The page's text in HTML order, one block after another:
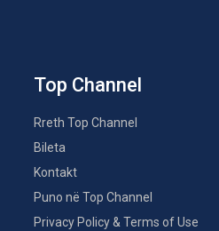
Top Channel
Rreth Top Channel
Bileta
Kontakt
Puno në Top Channel
Privacy Policy & Terms of Use